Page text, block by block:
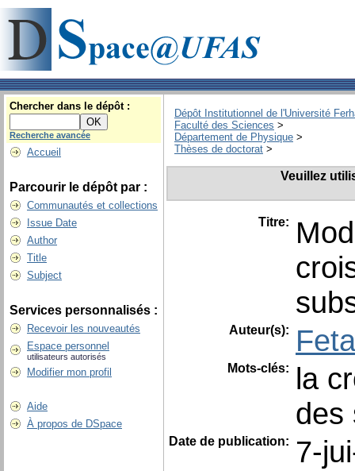
Chercher dans le dépôt :
Recherche avancée
Accueil
Parcourir le dépôt par :
Communautés et collections
Issue Date
Author
Title
Subject
Services personnalisés :
Recevoir les nouveautés
Espace personnel
utilisateurs autorisés
Modifier mon profil
Aide
À propos de DSpace
Dépôt Institutionnel de l'Université
Faculté des Sciences >
Département de Physique >
Thèses de doctorat >
Veuillez
Titre:
Auteur(s):
Mots-clés:
la
des
Date de publication: 7-